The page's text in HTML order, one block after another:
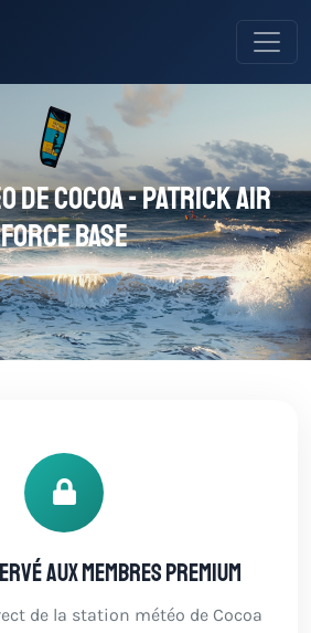
de Cocoa - Patrick Air
Force Base
aux membres Premium
de la station météo de Cocoa